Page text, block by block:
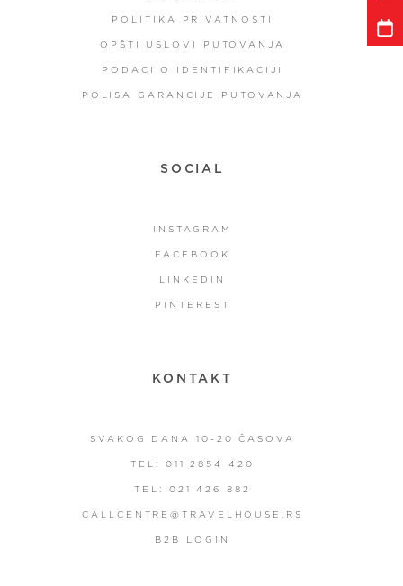
POLITIKA PRIVATNOSTI
OPŠTI USLOVI PUTOVANJA
PODACI O IDENTIFIKACIJI
POLISA GARANCIJE PUTOVANJA
SOCIAL
INSTAGRAM
FACEBOOK
LINKEDIN
PINTEREST
KONTAKT
SVAKOG DANA 10-20 ČASOVA
TEL: 011 2854 420
TEL: 021 426 882
CALLCENTRE@TRAVELHOUSE.RS
B2B LOGIN